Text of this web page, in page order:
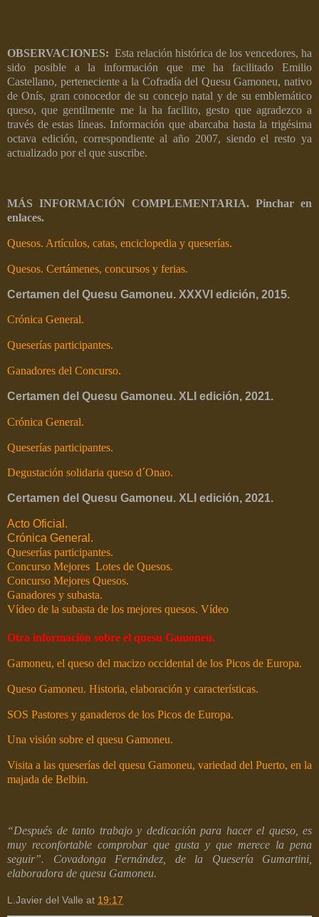
OBSERVACIONES: Esta relación histórica de los vencedores, ha
sido posible a la información que me ha facilitado Emilio
Castellano, perteneciente a la Cofradía del Quesu Gamoneu, nativo
de Onís, gran conocedor de su concejo natal y de su emblemático
queso, que gentilmente me la ha facilito, gesto que agradezco a
través de estas líneas. Información que abarcaba hasta la trigésima
octava edición, correspondiente al año 2007, siendo el resto ya
actualizado por el que suscribe.
MÁS INFORMACIÓN COMPLEMENTARIA. Pinchar en
enlaces.
Quesos. Artículos, catas, enciclopedia y queserías.
Quesos. Certámenes, concursos y ferias.
Certamen del Quesu Gamoneu. XXXVI edición, 2015.
Crónica General.
Queserías participantes.
Ganadores del Concurso.
Certamen del Quesu Gamoneu. XLI edición, 2021.
Crónica General.
Queserías participantes.
Degustación solidaria queso d´Onao.
Certamen del Quesu Gamoneu. XLI edición, 2021.
Acto Oficial.
Crónica General.
Queserías participantes.
Concurso Mejores Lotes de Quesos.
Concurso Mejores Quesos.
Ganadores y subasta.
Vídeo de la subasta de los mejores quesos. Vídeo
Otra información sobre el quesu Gamoneu.
Gamoneu, el queso del macizo occidental de los Picos de Europa.
Queso Gamoneu. Historia, elaboración y características.
SOS Pastores y ganaderos de los Picos de Europa.
Una visión sobre el quesu Gamoneu.
Visita a las queserías del quesu Gamoneu, variedad del Puerto, en la
majada de Belbin.
“Después de tanto trabajo y dedicación para hacer el queso, es
muy reconfortable comprobar que gusta y que merece la pena
seguir”. Covadonga Fernández, de la Quesería Gumartini,
elaboradora de quesu Gamoneu.
L.Javier del Valle at 19:17